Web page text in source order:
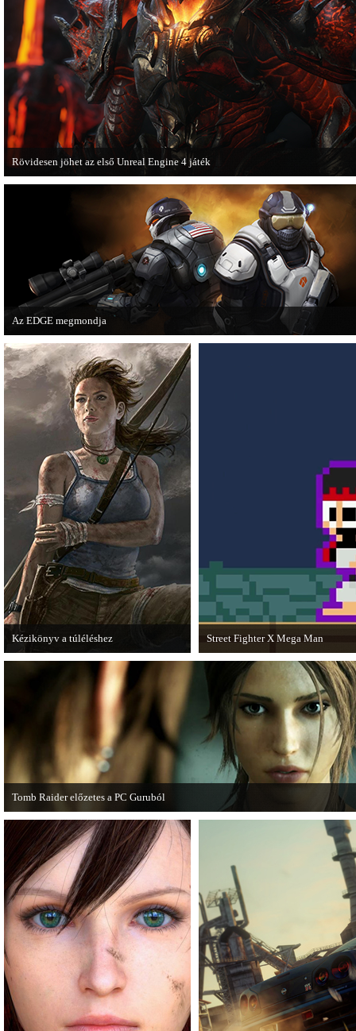
Rövidesen jöhet az első Unreal Engine 4 játék
A Zombie Studios készölő játéka az Epic Games legújabb motorját, az Unreal
Az EDGE megmondja
Az egyik leghíresebb játékmagazin, az EDGE is elmondja, hogy szerinte melyek
voltak idén a legjobb játékok.
Kézikönyv a túléléshez
A Tomb Raider sem ússza meg a
manapság már kötelező videosorozatot.
Street Fighter X Mega Man
A Capcom ismert karakterei
Fighter X Mega Man.
Tomb Raider előzetes a PC Guruból
A PC Guru friss számában több oldalon olvashatunk az új Tomb Raiderről, mely
cikkből most egy részletet online is közzétettek.